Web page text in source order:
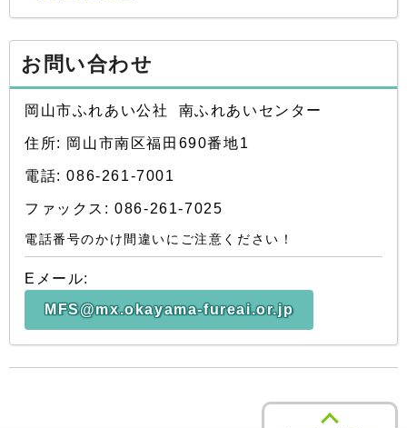
お問い合わせ
岡山市ふれあい公社 南ふれあいセンター
住所: 岡山市南区福田690番地1
電話: 086-261-7001
ファックス: 086-261-7025
電話番号のかけ間違いにご注意ください！
Eメール:
MFS@mx.okayama-fureai.or.jp